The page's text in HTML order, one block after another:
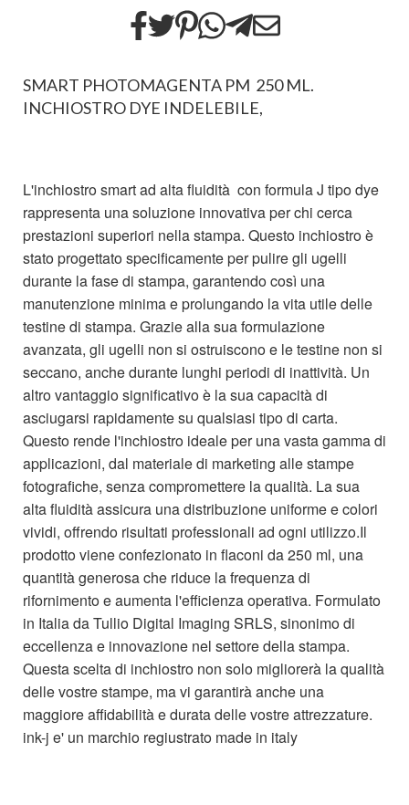
SMART PHOTOMAGENTA PM 250 ML.
INCHIOSTRO DYE INDELEBILE,
L'inchiostro smart ad alta fluidità con formula J tipo dye
rappresenta una soluzione innovativa per chi cerca
prestazioni superiori nella stampa. Questo inchiostro è
stato progettato specificamente per pulire gli ugelli
durante la fase di stampa, garantendo così una
manutenzione minima e prolungando la vita utile delle
testine di stampa. Grazie alla sua formulazione
avanzata, gli ugelli non si ostruiscono e le testine non si
seccano, anche durante lunghi periodi di inattività. Un
altro vantaggio significativo è la sua capacità di
asciugarsi rapidamente su qualsiasi tipo di carta.
Questo rende l'inchiostro ideale per una vasta gamma di
applicazioni, dal materiale di marketing alle stampe
fotografiche, senza compromettere la qualità. La sua
alta fluidità assicura una distribuzione uniforme e colori
vividi, offrendo risultati professionali ad ogni utilizzo.Il
prodotto viene confezionato in flaconi da 250 ml, una
quantità generosa che riduce la frequenza di
rifornimento e aumenta l'efficienza operativa. Formulato
in Italia da Tullio Digital Imaging SRLS, sinonimo di
eccellenza e innovazione nel settore della stampa.
Questa scelta di inchiostro non solo migliorerà la qualità
delle vostre stampe, ma vi garantirà anche una
maggiore affidabilità e durata delle vostre attrezzature.
ink-j e' un marchio regiustrato made in italy